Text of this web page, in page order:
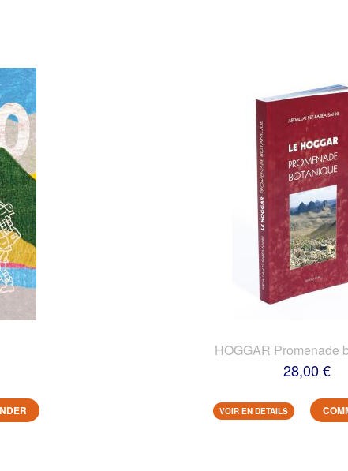
HOGGAR Promenade
28,00 €
VOIR EN DETAILS